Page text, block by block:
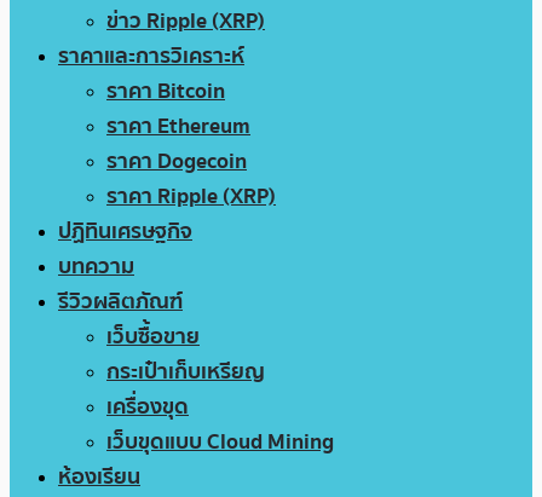
ข่าว Ripple (XRP)
ราคาและการวิเคราะห์
ราคา Bitcoin
ราคา Ethereum
ราคา Dogecoin
ราคา Ripple (XRP)
ปฏิทินเศรษฐกิจ
บทความ
รีวิวผลิตภัณฑ์
เว็บซื้อขาย
กระเป๋าเก็บเหรียญ
เครื่องขุด
เว็บขุดแบบ Cloud Mining
ห้องเรียน